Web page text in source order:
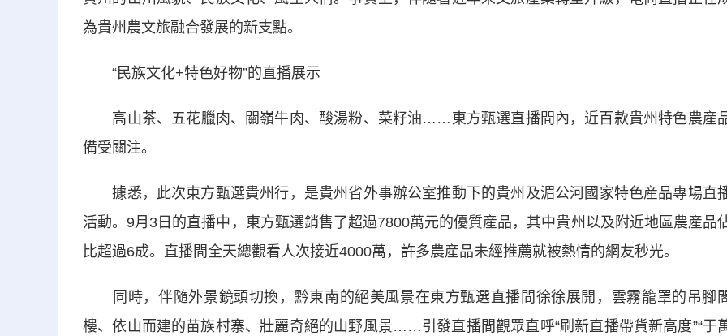
為貴州農文旅融合發展的新支點。
“民族文化+特色好物”的直播展示
高山茶、五花臘肉、關嶺牛肉、酸湯粉、菜籽油……東方甄選直播間內，近百款貴州特色農産
備受關注。
據悉，此次東方甄選貴州行，是貴州省外事辦公室推動下的貴州及湄公河國家特色産品專場直
活動。9月3日的直播中，東方甄選銷售了超過7800萬元的優質産品，其中貴州以及附近地區農産品
比超過6成。直播間全天總觀看人次接近4000萬，許多農産品未經推薦就被熱情的網友秒光。
同時，伴隨外景鏡頭切換，黔東南的絕美風景在東方甄選直播間徐徐展開，雲霧籠罩的吊腳
樓、依山而建的苗族村寨、壯麗奇絕的山野風景……引發直播間觀眾直呼“刷新直播帶貨新高度”“于